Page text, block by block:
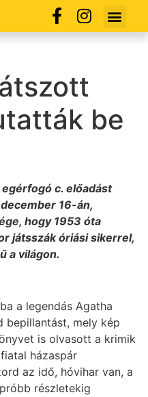
be
egérfogó c. előadást
16-án,
hogy 1953 óta
játsszák óriási sikerrel,
a világon.
a legendás Agatha
bepillantást, mely kép
is olvasott a krimik
házaspár
az idő, hóvihar van, a
részletekig